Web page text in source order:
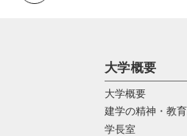
大学概要
大学概要
建学の精神・教
学長室